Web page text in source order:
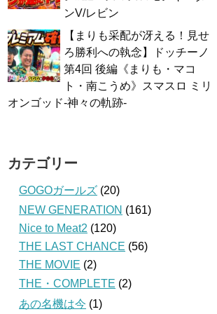
ンV/レビン
【まりも采配が冴える！見せ
ろ勝利への執念】ドッチーノ
第4回 後編《まりも・マコ
ト・南こうめ》スマスロ ミリ
オンゴッド-神々の軌跡-
カテゴリー
GOGOガールズ (20)
NEW GENERATION (161)
Nice to Meat2 (120)
THE LAST CHANCE (56)
THE MOVIE (2)
THE・COMPLETE (2)
あの名機は今 (1)